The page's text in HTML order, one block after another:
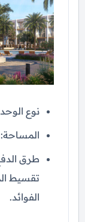
نوع
المساحة: 43 متر مربع.
الفوائد.